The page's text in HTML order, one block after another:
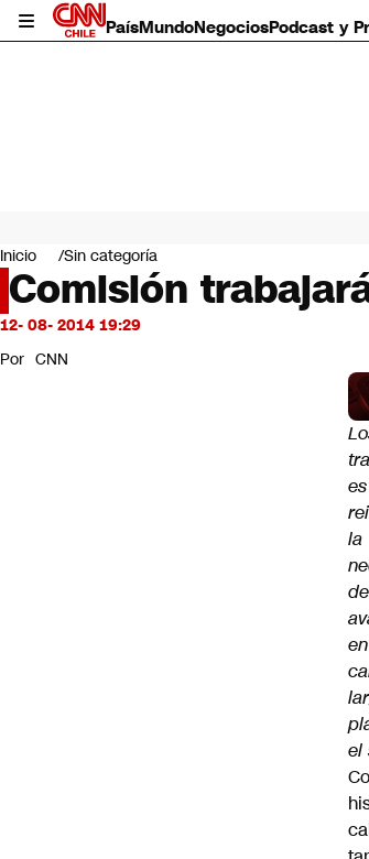
PaísMundoNegociosPodcast y
Mundo
Negocios
Deportes
Programas completos
Servicios
Inicio Sin categoría
Comisión
12- 08- 2014 19:29
Por CNN
la
de
en
el